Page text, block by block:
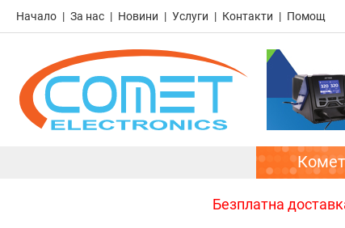
Начало За нас Новини Услуги Контакти Помощ
Комет
Безплатна